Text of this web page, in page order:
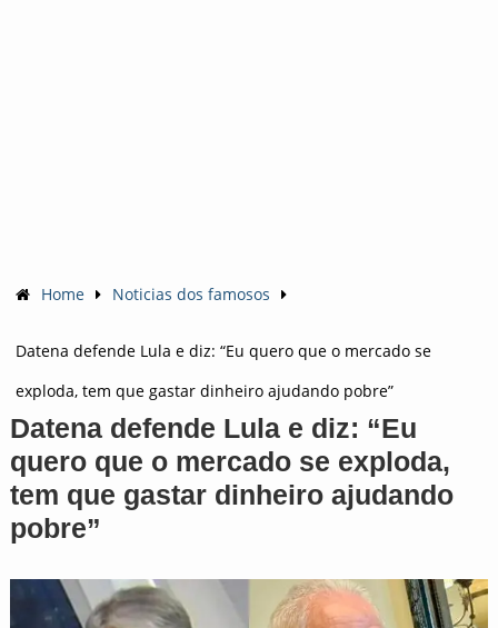
Home Noticias dos famosos
Datena defende Lula e diz: “Eu quero que o mercado se
exploda, tem que gastar dinheiro ajudando pobre”
Datena defende Lula e diz: “Eu
quero que o mercado se exploda,
tem que gastar dinheiro ajudando
pobre”